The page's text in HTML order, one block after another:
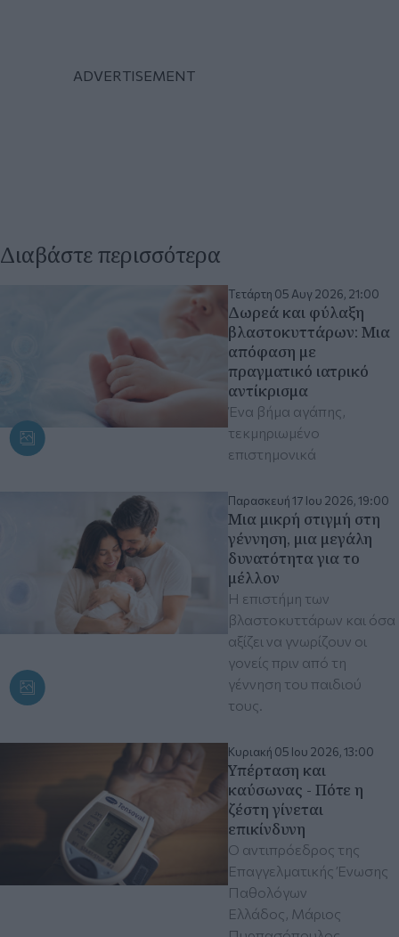
Διαβάστε περισσότερα
Τετάρτη 05 Αυγ 2026, 21:00
Δωρεά και φύλαξη
βλαστοκυττάρων: Mια
απόφαση με
πραγματικό ιατρικό
αντίκρισμα
Ένα βήμα αγάπης,
τεκμηριωμένο
επιστημονικά
Παρασκευή 17 Ιου 2026, 19:00
Μια μικρή στιγμή στη
γέννηση, μια μεγάλη
δυνατότητα για το
μέλλον
Η επιστήμη των
βλαστοκυττάρων και όσα
αξίζει να γνωρίζουν οι
γονείς πριν από τη
γέννηση του παιδιού
τους.
Κυριακή 05 Ιου 2026, 13:00
Υπέρταση και
καύσωνας - Πότε η
ζέστη γίνεται
επικίνδυνη
Ο αντιπρόεδρος της
Επαγγελματικής Ένωσης
Παθολόγων
Ελλάδος, Μάριος